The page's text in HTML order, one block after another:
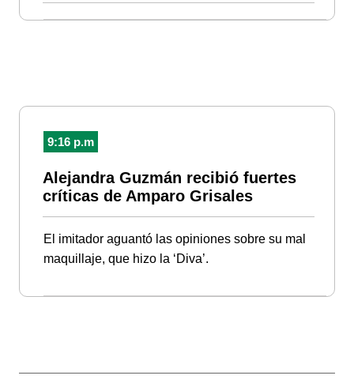
9:16 p.m
Alejandra Guzmán recibió fuertes
críticas de Amparo Grisales
El imitador aguantó las opiniones sobre su mal
maquillaje, que hizo la ‘Diva’.